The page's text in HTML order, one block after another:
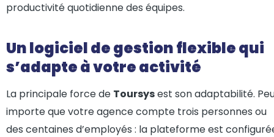
productivité quotidienne des équipes.
Un logiciel de gestion flexible qui
s’adapte à votre activité
La principale force de Toursysest son adaptabilité.
importe que votre agence compte trois personnes ou
des centaines d’employés : la plateforme est